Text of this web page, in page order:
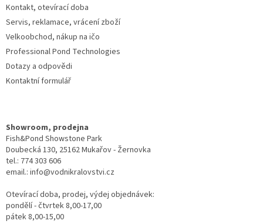
Kontakt, otevírací doba
Servis, reklamace, vrácení zboží
Velkoobchod, nákup na ičo
Professional Pond Technologies
Dotazy a odpovědi
Kontaktní formulář
Showroom, prodejna
Fish&Pond Showstone Park
Doubecká 130, 25162 Mukařov - Žernovka
tel.: 774 303 606
email.: info@vodnikralovstvi.cz
Otevírací doba, prodej, výdej objednávek:
pondělí - čtvrtek 8,00-17,00
pátek 8,00-15,00